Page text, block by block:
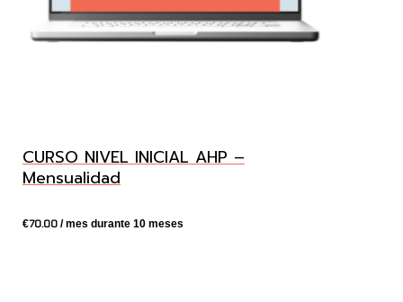
CURSO NIVEL INICIAL AHP –
Mensualidad
€70.00 / mes durante 10 meses